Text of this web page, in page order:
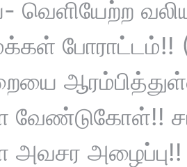
போராட்டம்!!
வேண்டுகோள்!!
அவசர